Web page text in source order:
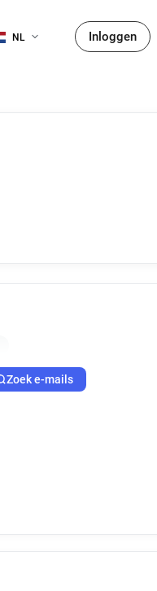
NL Inloggen
Zoek e-mails